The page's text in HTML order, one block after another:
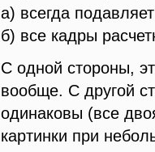
а) всегда
б) все кадры
С одной стороны,
вообще. С другой
одинаковы (все
картинки при